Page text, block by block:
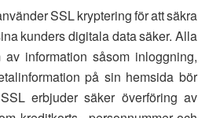
SSL kryptering för att säkra
kunders digitala data säker. Alla
information såsom inloggning,
på sin hemsida bör
erbjuder säker överföring av